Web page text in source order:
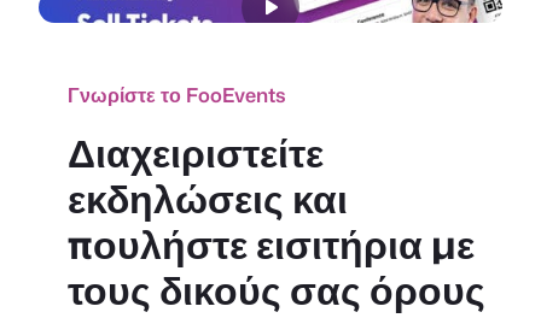
Γνωρίστε το FooEvents
Διαχειριστείτε
εκδηλώσεις και
πουλήστε εισιτήρια με
τους δικούς σας όρους